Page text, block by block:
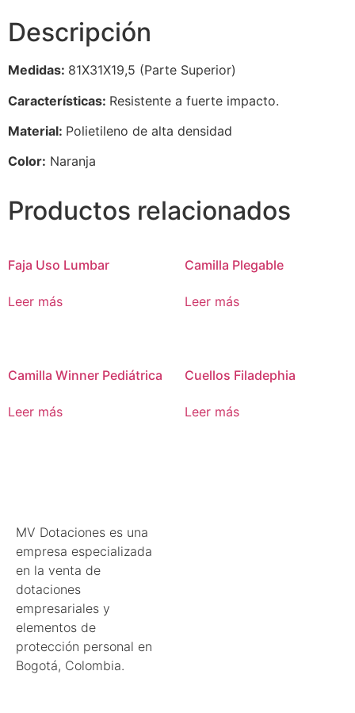
Descripción
Medidas: 81X31X19,5 (Parte Superior)
Características: Resistente a fuerte impacto.
Material: Polietileno de alta densidad
Color: Naranja
Productos relacionados
Faja Uso Lumbar
Leer más
Camilla Plegable
Leer más
Camilla Winner Pediátrica
Leer más
Cuellos Filadephia
Leer más
MV Dotaciones es una
empresa especializada
en la venta de
dotaciones
empresariales y
elementos de
protección personal en
Bogotá, Colombia.